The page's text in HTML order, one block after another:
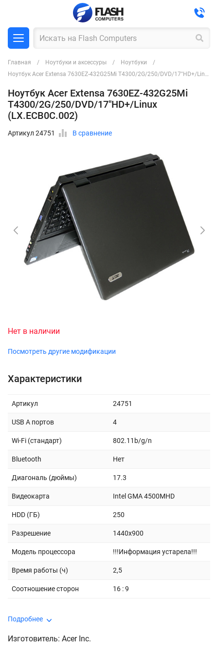
Главная Ноутбуки и аксессуры
Ноутбуки
Ноутбук Acer Extensa 7630EZ-432G25Mi T4300/2G/250/DVD/17"HD+/Linux (LX.ECB0C.002)
Ноутбук Acer Extensa 7630EZ-432G25Mi
T4300/2G/250/DVD/17"HD+/Linux
(LX.ECB0C.002)
Артикул 24751 В сравнение
Нет в наличии
Посмотреть другие модификации
Характеристики
Артикул 24751
USB A портов 4
Wi-Fi (стандарт) 802.11b/g/n
Bluetooth Нет
Диагональ (дюймы) 17.3
Видеокарта Intel GMA 4500MHD
HDD (ГБ) 250
Разрешение 1440x900
Модель процессора !!!Информация устарела!!!
Время работы (ч) 2,5
Соотношение сторон 16 : 9
Подробнее
Изготовитель: Acer Inc.